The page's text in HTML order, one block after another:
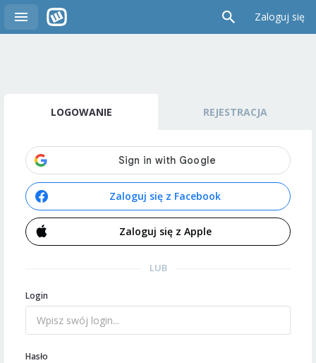
Zaloguj się
LOGOWANIE REJESTRACJA
Zaloguj się z Facebook
Zaloguj się z Apple
LUB
Login
Hasło